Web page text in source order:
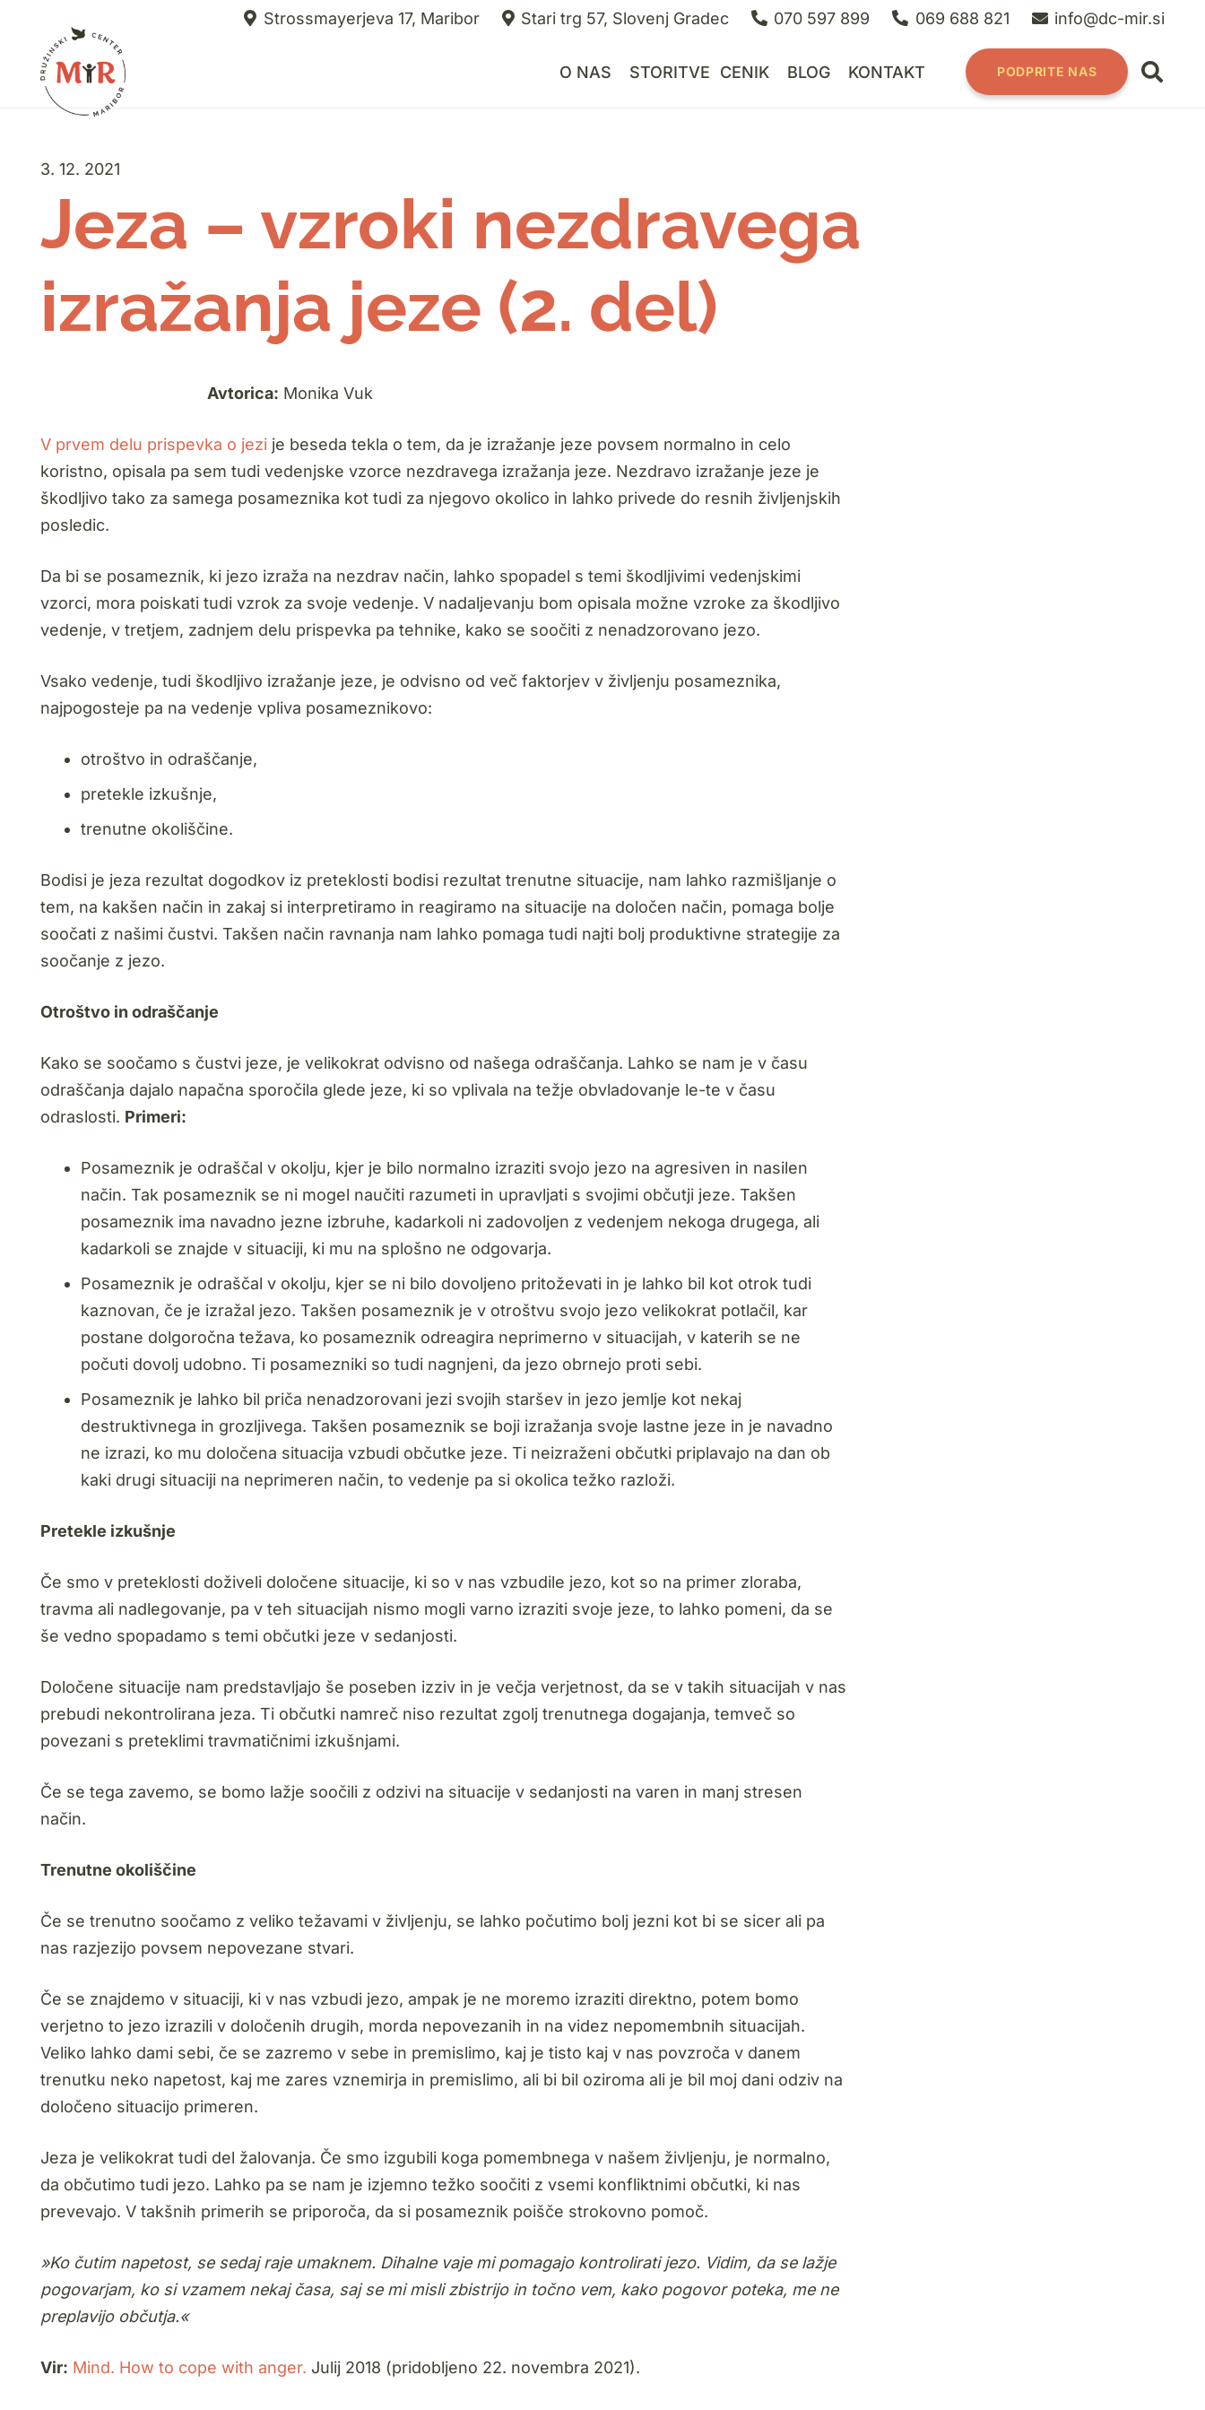
Strossmayerjeva 17, Maribor Stari trg 57, Slovenj Gradec 070 597 899 069 688 821 info@dc-mir.si
O NAS STORITVE CENIK BLOG KONTAKT PODPRITE NAS
3. 12. 2021
Jeza – vzroki nezdravega
izražanja jeze (2. del)
Avtorica: Monika Vuk
V prvem delu prispevka o jezi je beseda tekla o tem, da je izražanje jeze povsem normalno in celo
koristno, opisala pa sem tudi vedenjske vzorce nezdravega izražanja jeze. Nezdravo izražanje jeze je
škodljivo tako za samega posameznika kot tudi za njegovo okolico in lahko privede do resnih življenjskih
posledic.
Da bi se posameznik, ki jezo izraža na nezdrav način, lahko spopadel s temi škodljivimi vedenjskimi
vzorci, mora poiskati tudi vzrok za svoje vedenje. V nadaljevanju bom opisala možne vzroke za škodljivo
vedenje, v tretjem, zadnjem delu prispevka pa tehnike, kako se soočiti z nenadzorovano jezo.
Vsako vedenje, tudi škodljivo izražanje jeze, je odvisno od več faktorjev v življenju posameznika,
najpogosteje pa na vedenje vpliva posameznikovo:
otroštvo in odraščanje,
pretekle izkušnje,
trenutne okoliščine.
Bodisi je jeza rezultat dogodkov iz preteklosti bodisi rezultat trenutne situacije, nam lahko razmišljanje o
tem, na kakšen način in zakaj si interpretiramo in reagiramo na situacije na določen način, pomaga bolje
soočati z našimi čustvi. Takšen način ravnanja nam lahko pomaga tudi najti bolj produktivne strategije za
soočanje z jezo.
Otroštvo in odraščanje
Kako se soočamo s čustvi jeze, je velikokrat odvisno od našega odraščanja. Lahko se nam je v času
odraščanja dajalo napačna sporočila glede jeze, ki so vplivala na težje obvladovanje le-te v času
odraslosti. Primeri:
Posameznik je odraščal v okolju, kjer je bilo normalno izraziti svojo jezo na agresiven in nasilen
način. Tak posameznik se ni mogel naučiti razumeti in upravljati s svojimi občutji jeze. Takšen
posameznik ima navadno jezne izbruhe, kadarkoli ni zadovoljen z vedenjem nekoga drugega, ali
kadarkoli se znajde v situaciji, ki mu na splošno ne odgovarja.
Posameznik je odraščal v okolju, kjer se ni bilo dovoljeno pritoževati in je lahko bil kot otrok tudi
kaznovan, če je izražal jezo. Takšen posameznik je v otroštvu svojo jezo velikokrat potlačil, kar
postane dolgoročna težava, ko posameznik odreagira neprimerno v situacijah, v katerih se ne
počuti dovolj udobno. Ti posamezniki so tudi nagnjeni, da jezo obrnejo proti sebi.
Posameznik je lahko bil priča nenadzorovani jezi svojih staršev in jezo jemlje kot nekaj
destruktivnega in grozljivega. Takšen posameznik se boji izražanja svoje lastne jeze in je navadno
ne izrazi, ko mu določena situacija vzbudi občutke jeze. Ti neizraženi občutki priplavajo na dan ob
kaki drugi situaciji na neprimeren način, to vedenje pa si okolica težko razloži.
Pretekle izkušnje
Če smo v preteklosti doživeli določene situacije, ki so v nas vzbudile jezo, kot so na primer zloraba,
travma ali nadlegovanje, pa v teh situacijah nismo mogli varno izraziti svoje jeze, to lahko pomeni, da se
še vedno spopadamo s temi občutki jeze v sedanjosti.
Določene situacije nam predstavljajo še poseben izziv in je večja verjetnost, da se v takih situacijah v nas
prebudi nekontrolirana jeza. Ti občutki namreč niso rezultat zgolj trenutnega dogajanja, temveč so
povezani s preteklimi travmatičnimi izkušnjami.
Če se tega zavemo, se bomo lažje soočili z odzivi na situacije v sedanjosti na varen in manj stresen
način.
Trenutne okoliščine
Če se trenutno soočamo z veliko težavami v življenju, se lahko počutimo bolj jezni kot bi se sicer ali pa
nas razjezijo povsem nepovezane stvari.
Če se znajdemo v situaciji, ki v nas vzbudi jezo, ampak je ne moremo izraziti direktno, potem bomo
verjetno to jezo izrazili v določenih drugih, morda nepovezanih in na videz nepomembnih situacijah.
Veliko lahko dami sebi, če se zazremo v sebe in premislimo, kaj je tisto kaj v nas povzroča v danem
trenutku neko napetost, kaj me zares vznemirja in premislimo, ali bi bil oziroma ali je bil moj dani odziv na
določeno situacijo primeren.
Jeza je velikokrat tudi del žalovanja. Če smo izgubili koga pomembnega v našem življenju, je normalno,
da občutimo tudi jezo. Lahko pa se nam je izjemno težko soočiti z vsemi konfliktnimi občutki, ki nas
prevevajo. V takšnih primerih se priporoča, da si posameznik poišče strokovno pomoč.
»Ko čutim napetost, se sedaj raje umaknem. Dihalne vaje mi pomagajo kontrolirati jezo. Vidim, da se lažje
pogovarjam, ko si vzamem nekaj časa, saj se mi misli zbistrijo in točno vem, kako pogovor poteka, me ne
preplavijo občutja.«
Vir: Mind. How to cope with anger. Julij 2018 (pridobljeno 22. novembra 2021).